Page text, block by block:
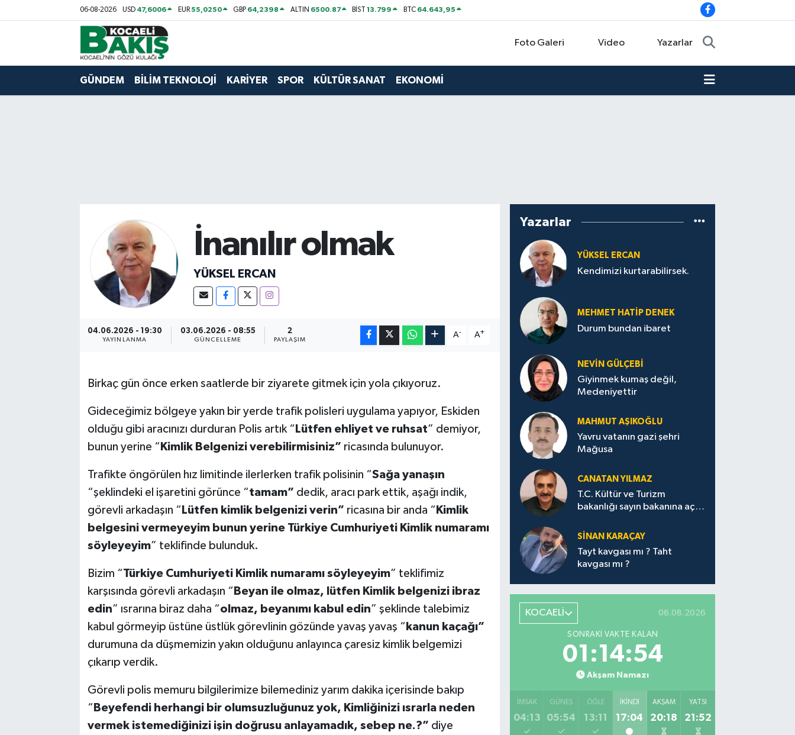
06-08-2026 USD 47,6006 EUR55,0250 GBP 64,2398 ALTIN 6500.87 BİST13.799 BTC 64.643,95
Foto Galeri Video Yazarlar
GÜNDEM BİLİM TEKNOLOJİ KARİYER SPOR KÜLTÜR SANAT EKONOMİ
İnanılır olmak
YÜKSEL ERCAN
04.06.2026 - 19:30
YAYINLANMA
03.06.2026 - 08:55
GÜNCELLEME
2
PAYLAŞIM
A- A+
Birkaç gün önce erken saatlerde bir ziyarete gitmek için yola çıkıyoruz.
Gideceğimiz bölgeye yakın bir yerde trafik polisleri uygulama yapıyor, Eskiden
olduğu gibi aracınızı durduran Polis artık “ Lütfen ehliyet ve ruhsat” demiyor,
bunun yerine “ Kimlik Belgenizi verebilirmisiniz” ricasında bulunuyor.
Trafikte öngörülen hız limitinde ilerlerken trafik polisinin “Sağa yanaşın
“şeklindeki el işaretini görünce “tamam” dedik, aracı park ettik, aşağı indik,
görevli arkadaşın “ Lütfen kimlik belgenizi verin” ricasına bir anda “ Kimlik
belgesini vermeyeyim bunun yerine Türkiye Cumhuriyeti Kimlik numaramı
söyleyeyim” teklifinde bulunduk.
Bizim “Türkiye Cumhuriyeti Kimlik numaramı söyleyeyim” teklifimiz
karşısında görevli arkadaşın “ Beyan ile olmaz, lütfen Kimlik belgenizi ibraz
edin” ısrarına biraz daha “olmaz, beyanımı kabul edin” şeklinde talebimiz
kabul görmeyip üstüne üstlük görevlinin gözünde yavaş yavaş “ kanun kaçağı”
durumuna da düşmemizin yakın olduğunu anlayınca çaresiz kimlik belgemizi
çıkarıp verdik.
Görevli polis memuru bilgilerimize bilemediniz yarım dakika içerisinde bakıp
“ Beyefendi herhangi bir olumsuzluğunuz yok, Kimliğinizi ısrarla neden
vermek istemediğinizi işin doğrusu anlayamadık, sebep ne.?” diye
Yazarlar
YÜKSEL ERCAN
Kendimizi kurtarabilirsek.
MEHMET HATİP DENEK
Durum bundan ibaret
NEVİN GÜLÇEBİ
Giyinmek kumaş değil,
Medeniyettir
MAHMUT AŞIKOĞLU
Yavru vatanın gazi şehri
Mağusa
CANATAN YILMAZ
T.C. Kültür ve Turizm
bakanlığı sayın bakanına açık
SİNAN KARAÇAY
Tayt kavgası mı ? Taht
kavgası mı ?
KOCAELİ 06.08.2026
SONRAKI VAKTE KALAN
01:14:53
Akşam Namazı
İMSAK
04:13
GÜNEŞ
05:54
ÖĞLE
13:11
İKINDI
17:04
AKŞAM
20:18
YATSI
21:52
Kocaeli Nöbetçi Eczaneler
Kocaeli Hava Durumu